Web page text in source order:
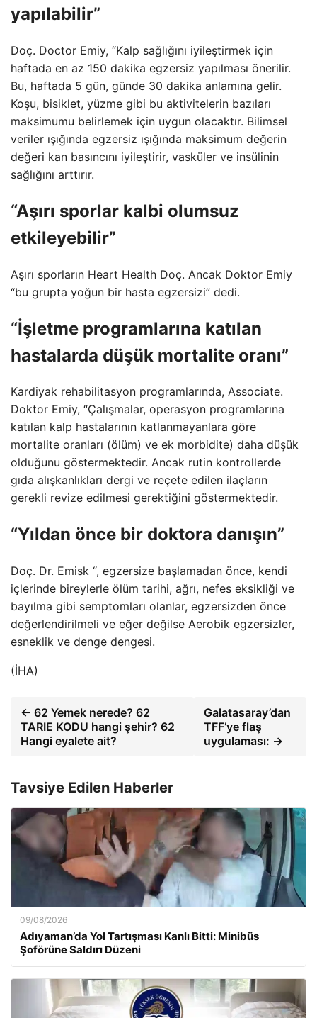
yapılabilir”
Doç. Doctor Emiy, “Kalp sağlığını iyileştirmek için
haftada en az 150 dakika egzersiz yapılması önerilir.
Bu, haftada 5 gün, günde 30 dakika anlamına gelir.
Koşu, bisiklet, yüzme gibi bu aktivitelerin bazıları
maksimumu belirlemek için uygun olacaktır. Bilimsel
veriler ışığında egzersiz ışığında maksimum değerin
değeri kan basıncını iyileştirir, vasküler ve insülinin
sağlığını arttırır.
“Aşırı sporlar kalbi olumsuz
etkileyebilir”
Aşırı sporların Heart Health Doç. Ancak Doktor Emiy
“bu grupta yoğun bir hasta egzersizi” dedi.
“İşletme programlarına katılan
hastalarda düşük mortalite oranı”
Kardiyak rehabilitasyon programlarında, Associate.
Doktor Emiy, “Çalışmalar, operasyon programlarına
katılan kalp hastalarının katlanmayanlara göre
mortalite oranları (ölüm) ve ek morbidite) daha düşük
olduğunu göstermektedir. Ancak rutin kontrollerde
gıda alışkanlıkları dergi ve reçete edilen ilaçların
gerekli revize edilmesi gerektiğini göstermektedir.
“Yıldan önce bir doktora danışın”
Doç. Dr. Emisk “, egzersize başlamadan önce, kendi
içlerinde bireylerle ölüm tarihi, ağrı, nefes eksikliği ve
bayılma gibi semptomları olanlar, egzersizden önce
değerlendirilmeli ve eğer değilse Aerobik egzersizler,
esneklik ve denge dengesi.
(İHA)
← 62 Yemek nerede? 62
TARIE KODU hangi şehir? 62
Hangi eyalete ait?
Galatasaray’dan
TFF’ye flaş
uygulaması: →
Tavsiye Edilen Haberler
09/08/2026
Adıyaman’da Yol Tartışması Kanlı Bitti: Minibüs
Şoförüne Saldırı Düzeni